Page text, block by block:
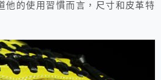
他的使用習慣而言，尺寸和皮革特